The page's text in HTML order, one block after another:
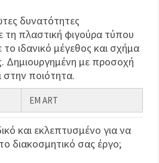
δυνατότητες
τη πλαστική φιγούρα τύπου
ιδανικό μέγεθος και σχήμα
Δημιουργημένη με προσοχή
στην ποιότητα.
EM ART
και εκλεπτυσμένο για να
διακοσμητικό σας έργο;